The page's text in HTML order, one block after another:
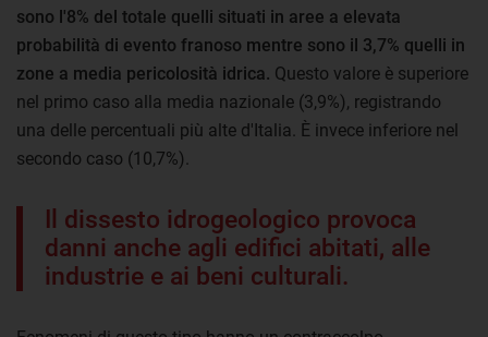
sono l'8% del totale quelli situati in aree a elevata
probabilità di evento franoso mentre sono il 3,7% quelli in
zone a media pericolosità idrica. Questo valore è superiore
nel primo caso alla media nazionale (3,9%), registrando
una delle percentuali più alte d'Italia. È invece inferiore nel
secondo caso (10,7%).
Il dissesto idrogeologico provoca
danni anche agli edifici abitati, alle
industrie e ai beni culturali.